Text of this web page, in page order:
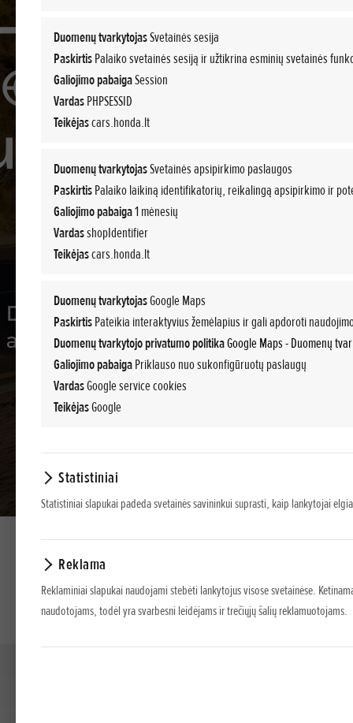
Duomenų tvarkytojasSvetainės sesija
PaskirtisPalaiko svetainės sesiją ir užtikrina esminių svetainės
Galiojimo pabaigaSession
VardasPHPSESSID
Teikėjascars.honda.lt
Duomenų tvarkytojasSvetainės apsipirkimo paslaugos
PaskirtisPalaiko laikiną identifikatorių, reikalingą apsipirkimo ir
Galiojimo pabaiga1 mėnesių
VardasshopIdentifier
Teikėjascars.honda.lt
Duomenų tvarkytojasGoogle Maps
PaskirtisPateikia interaktyvius žemėlapius ir gali apdoroti
Duomenų tvarkytojo privatumo politikaGoogle Maps - Duomenų
Galiojimo pabaigaPriklauso nuo sukonfigūruotų paslaugų
VardasGoogle service cookies
TeikėjasGoogle
Statistiniai
Statistiniai slapukai padeda svetainės savininkui suprasti, kaip lankytojai
Reklama
Reklaminiai slapukai naudojami stebėti lankytojus visose svetainėse.
naudotojams, todėl yra svarbesni leidėjams ir trečiųjų šalių reklamuotojams.
Visiškai hibridiniai „Honda“ automobiliai
Dabar tik nuo 22 900€
SUSIPAŽINKITE SU KAINOMIS
„Prelude e“ e:HEV visiškai hibridinis automobilis
Sportinio kupė veržlumas ir hibridinės pavaros efektyvumas.
PLAČIAU
PLAČIAU
Naujasis ZR-V: hibridas, kurio nevaržo jokie
PLAČIAU
Naujasis CR-V hibridas
Pirmą kartą siūlomi du CR-V modeliai: visiškas hibridas
PLAČIAU
VISI MODELIAI